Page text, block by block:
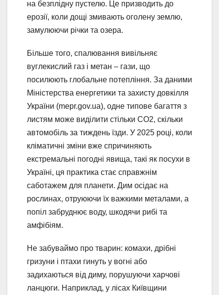
на безплідну пустелю. Це призводить до
ерозії, коли дощі змивають оголену землю,
замулюючи річки та озера.
Більше того, спалювання вивільняє
вуглекислий газ і метан – гази, що
посилюють глобальне потепління. За даними
Міністерства енергетики та захисту довкілля
України (mepr.gov.ua), одне типове багаття з
листям може виділити стільки CO2, скільки
автомобіль за тиждень їзди. У 2025 році, коли
кліматичні зміни вже спричиняють
екстремальні погодні явища, такі як посухи в
Україні, ця практика стає справжнім
саботажем для планети. Дим осідає на
рослинах, отруюючи їх важкими металами, а
попіл забруднює воду, шкодячи рибі та
амфібіям.
Не забуваймо про тварин: комахи, дрібні
гризуни і птахи гинуть у вогні або
задихаються від диму, порушуючи харчові
ланцюги. Наприклад, у лісах Київщини